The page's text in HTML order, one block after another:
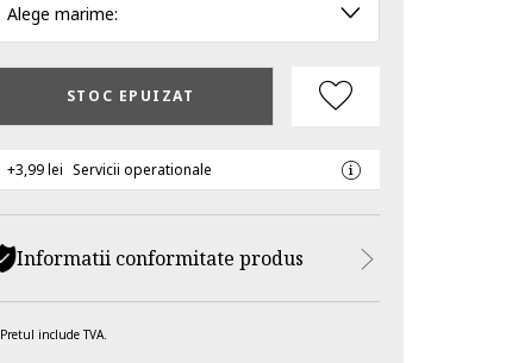
Alege marime:
STOC EPUIZAT
+3,99 lei Servicii operationale
Informatii conformitate produs
Pretul include TVA.